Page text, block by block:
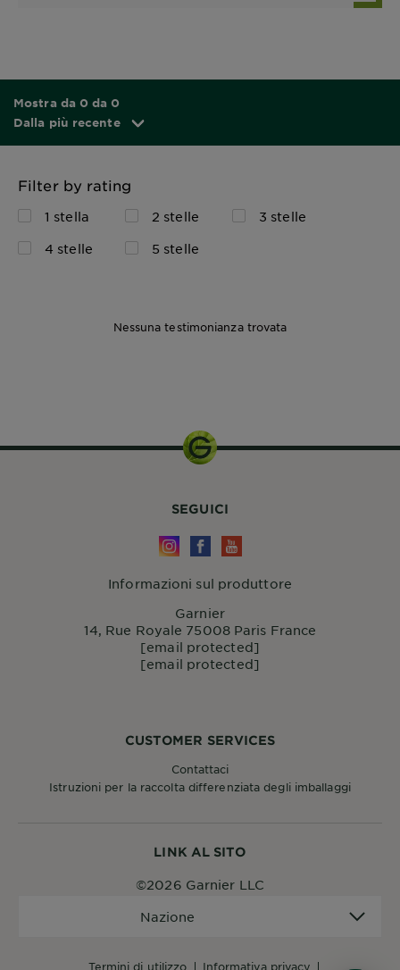
Mostra da 0 da 0
Dalla più recente
Filter by rating
1 stella 2 stelle
3 stelle
4 stelle
5 stelle
Nessuna testimonianza trovata
LINK AL SITO
termini di utilizzo informativa privacy
Nazione
©2026 Garnier LLC
CUSTOMER SERVICES
Contattaci
Istruzioni per la raccolta differenziata degli imballaggi
SEGUICI
Informazioni sul produttore
Garnier
14, Rue Royale 75008 Paris France
[email protected]
[email protected]